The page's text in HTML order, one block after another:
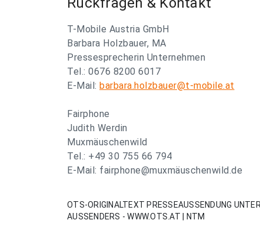
T-Mobile Austria GmbH
Barbara Holzbauer, MA
Pressesprecherin Unternehmen
Tel.: 0676 8200 6017
E-Mail: barbara.holzbauer@t-mobile.at
Fairphone
Judith Werdin
Muxmäuschenwild
Tel.: +49 30 755 66 794
E-Mail: fairphone@muxmäuschenwild.de
OTS-ORIGINALTEXT PRESSEAUSSENDUNG
AUSSENDERS - WWW.OTS.AT | NTM